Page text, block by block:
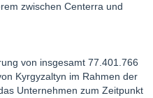
zwischen Centerra und
von insgesamt 77.401.766
Kyrgyzaltyn im Rahmen der
Unternehmen zum Zeitpunkt